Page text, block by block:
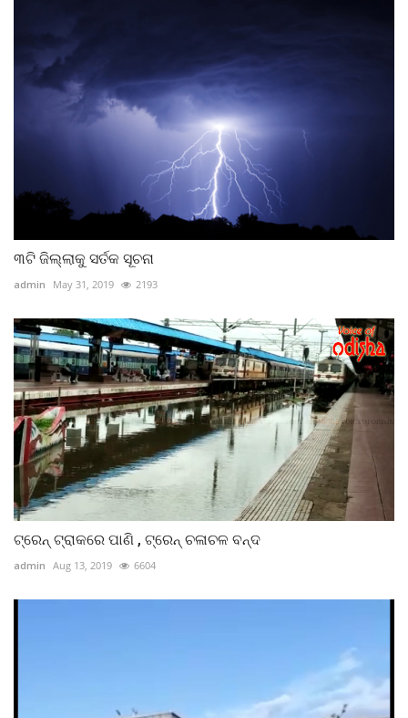
୩ଟି ଜିଲ୍ଲାକୁ ସର୍ତକ ସୂଚନା
admin May 31, 2019 2193
ଟ୍ରେନ୍ ଟ୍ରାକରେ ପାଣି , ଟ୍ରେନ୍ ଚଳାଚଳ ବନ୍ଦ
admin Aug 13, 2019 6604